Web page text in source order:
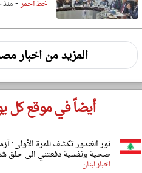
خط أحمر-منذ ٢٠ دقيقة
المزيد من اخبار
أيضاً في موقع كل
نور الغندور تكشف للمرة الأولى:
صحية ونفسية دفعتني الى حلق
اخبار لبنان